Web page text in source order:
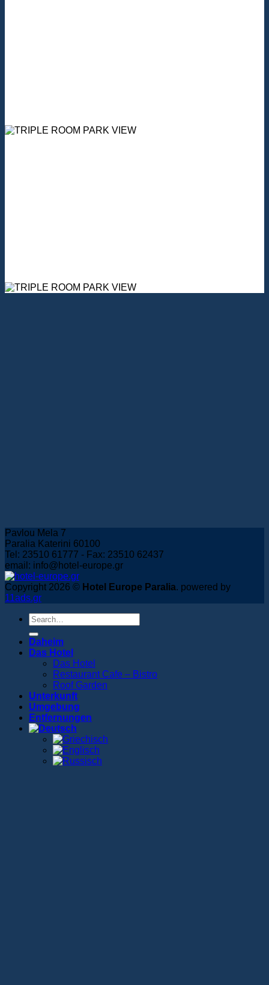
Pavlou Mela 7
Paralia Katerini 60100
Tel: 23510 61777 - Fax: 23510 62437
email: info@hotel-europe.gr
Copyright 2026 © Hotel Europe Paralia. powered by
11ads.gr
Daheim
Das Hotel
Das Hotel
Restaurant Cafe – Bistro
Roof Garden
Unterkunft
Umgebung
Entfernungen